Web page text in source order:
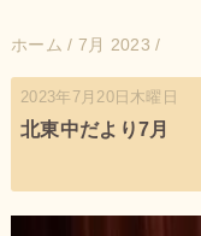
ホーム / 7月 2023 /
2023年7月20日木曜日
北東中だより7月